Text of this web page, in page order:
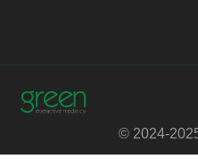
© 2024-